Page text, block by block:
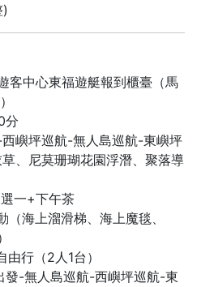
客中心東福遊艇報到櫃臺（馬
分
嶼坪巡航-無人島巡航-東嶼坪
、尼莫珊瑚花園浮潛、聚落導
一+下午茶
（海上溜滑梯、海上魔毯、
行（2人1台）
-無人島巡航-西嶼坪巡航-東